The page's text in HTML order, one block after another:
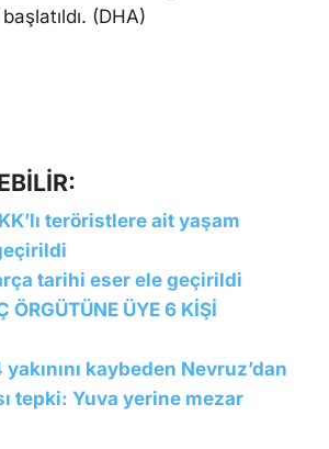
(DHA)
teröristlere ait yaşam
tarihi eser ele geçirildi
ÖRGÜTÜNE ÜYE 6 KİŞİ
kaybeden Nevruz’dan
tepki: Yuva yerine mezar